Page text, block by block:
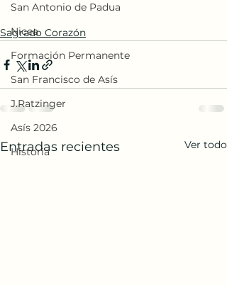
San Antonio de Padua
Nicea
Formación Permanente
San Francisco de Asís
J.Ratzinger
Asís 2026
Historia
Sagrado Corazón
Entradas recientes Ver todo